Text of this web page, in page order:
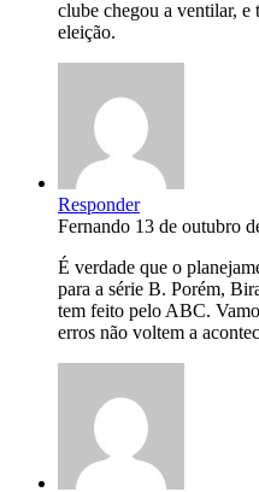
clube chegou a ventilar, e
eleição.
Responder
Fernando 13 de outubro
É verdade que o
para a série B. Porém,
tem feito pelo ABC.
erros não voltem a